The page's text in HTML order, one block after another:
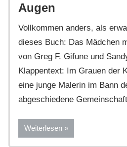
Augen
Vollkommen anders, als
dieses Buch: Das Mädchen
von Greg F. Gifune und
Klappentext: Im Grauen der
eine junge Malerin im Bann
abgeschiedene
Weiterlesen